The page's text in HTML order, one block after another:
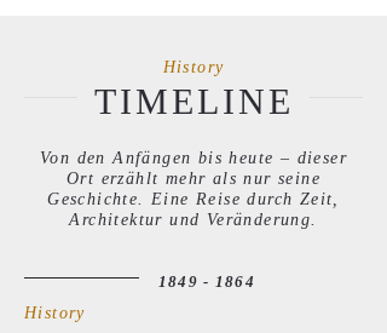
History
TIMELINE
Von den Anfängen bis heute – dieser
Ort erzählt mehr als nur seine
Geschichte. Eine Reise durch Zeit,
Architektur und Veränderung.
1849 - 1864
History